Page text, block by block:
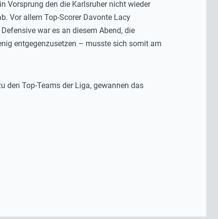
Vorsprung den die Karlsruher nicht wieder
Vor allem Top-Scorer Davonte Lacy
war es an diesem Abend, die
entgegenzusetzen – musste sich somit am
den Top-Teams der Liga, gewannen das